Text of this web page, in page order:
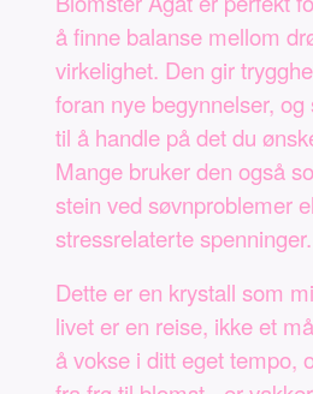
å finne balanse mellom
virkelighet. Den gir
foran nye begynnelser,
til å handle på det du
Mange bruker den også
stein ved søvnproblemer
stressrelaterte spenninger.
Dette er en krystall som
livet er en reise, ikke et
å vokse i ditt eget tempo,